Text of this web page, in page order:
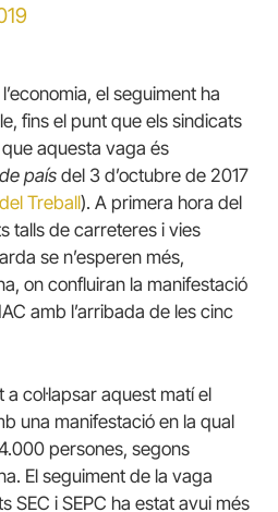
el seguiment ha
fins el punt que els sindicats
aquesta vaga és
país del 3 d’octubre de 2017
Treball). A primera hora del
talls de carreteres i vies
se n’esperen més,
on confluiran la manifestació
amb l’arribada de les cinc
col·lapsar aquest matí el
una manifestació en la qual
persones, segons
El seguiment de la vaga
SEC i SEPC ha estat avui més